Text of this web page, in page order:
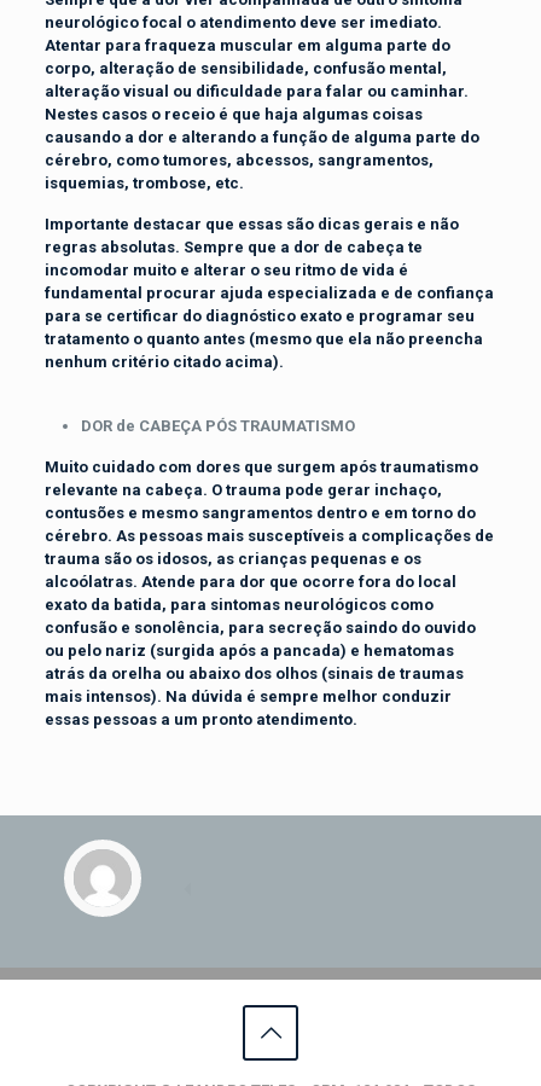
neurológico focal o atendimento deve ser imediato.
Atentar para fraqueza muscular em alguma parte do
corpo, alteração de sensibilidade, confusão mental,
alteração visual ou dificuldade para falar ou caminhar.
Nestes casos o receio é que haja algumas coisas
causando a dor e alterando a função de alguma parte do
cérebro, como tumores, abcessos, sangramentos,
isquemias, trombose, etc.
Importante destacar que essas são dicas gerais e não
regras absolutas. Sempre que a dor de cabeça te
incomodar muito e alterar o seu ritmo de vida é
fundamental procurar ajuda especializada e de confiança
para se certificar do diagnóstico exato e programar seu
tratamento o quanto antes (mesmo que ela não preencha
nenhum critério citado acima).
DOR de CABEÇA PÓS TRAUMATISMO
Muito cuidado com dores que surgem após traumatismo
relevante na cabeça. O trauma pode gerar inchaço,
contusões e mesmo sangramentos dentro e em torno do
cérebro. As pessoas mais susceptíveis a complicações de
trauma são os idosos, as crianças pequenas e os
alcoólatras. Atende para dor que ocorre fora do local
exato da batida, para sintomas neurológicos como
confusão e sonolência, para secreção saindo do ouvido
ou pelo nariz (surgida após a pancada) e hematomas
atrás da orelha ou abaixo dos olhos (sinais de traumas
mais intensos). Na dúvida é sempre melhor conduzir
essas pessoas a um pronto atendimento.